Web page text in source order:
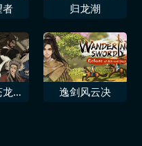
者 归龙潮
与
逸剑风云决